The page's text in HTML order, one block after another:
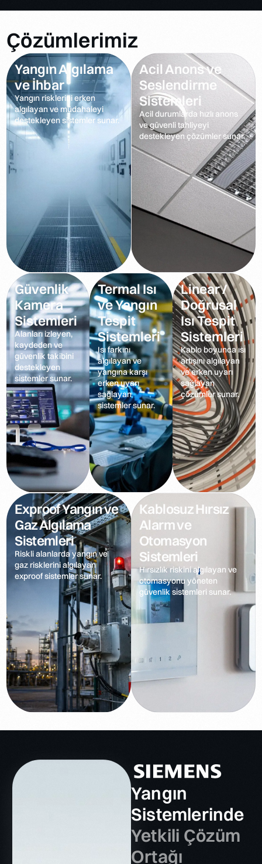
Çözümlerimiz
Yangın Algılama
ve İhbar
Yangın risklerini erken
algılayan ve müdahaleyi
destekleyen sistemler sunar.
Acil Anons ve
Seslendirme
Sistemleri
Acil durumlarda hızlı anons
ve güvenli tahliyeyi
destekleyen çözümler sunar.
Güvenlik
Kamera
Sistemleri
Alanları izleyen,
kaydeden ve
güvenlik takibini
destekleyen
sistemler sunar.
Termal Isı
ve Yangın
Tespit
Sistemleri
Isı farkını
algılayan ve
yangına karşı
erken uyarı
sağlayan
sistemler sunar.
Linear /
Doğrusal
Isı Tespit
Sistemleri
Kablo boyunca ısı
artışını algılayan
ve erken uyarı
sağlayan
çözümler sunar.
Exproof Yangın ve
Gaz Algılama
Sistemleri
Riskli alanlarda yangın ve
gaz risklerini algılayan
exproof sistemler sunar.
Kablosuz Hırsız
Alarm ve
Otomasyon
Sistemleri
Hırsızlık riskini algılayan ve
otomasyonu yöneten
güvenlik sistemleri sunar.
Yangın
Sistemlerinde
Yetkili Çözüm
Ortağı